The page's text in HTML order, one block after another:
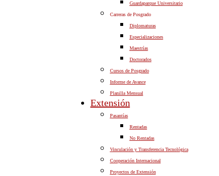
Guardaparque Universitario
Carreras de Posgrado
Diplomaturas
Especializaciones
Maestrías
Doctorados
Cursos de Posgrado
Informe de Avance
Planilla Mensual
Extensión
Pasantías
Rentadas
No Rentadas
Vinculación y Transferencia Tecnológica
Cooperación Internacional
Proyectos de Extensión